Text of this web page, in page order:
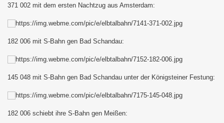
371 002 mit dem ersten Nachtzug aus Amsterdam:
182 006 mit S-Bahn gen Bad Schandau:
145 048 mit S-Bahn gen Bad Schandau unter der Königsteiner Festung:
182 006 schiebt ihre S-Bahn gen Meißen:
- Děčín und zurück